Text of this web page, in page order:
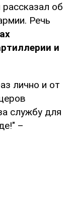
об
Речь
и
лично и от
службу для
–